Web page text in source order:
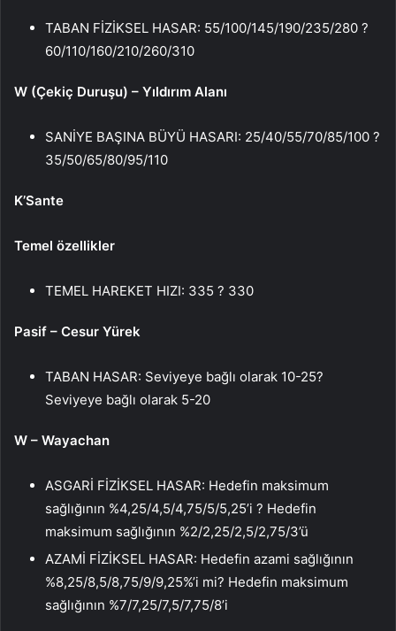
TABAN FİZİKSEL HASAR: 55/100/145/190/235/280 ?
60/110/160/210/260/310
W (Çekiç Duruşu) – Yıldırım Alanı
SANİYE BAŞINA BÜYÜ HASARI: 25/40/55/70/85/100 ?
35/50/65/80/95/110
K’Sante
Temel özellikler
TEMEL HAREKET HIZI: 335 ? 330
Pasif – Cesur Yürek
TABAN HASAR: Seviyeye bağlı olarak 10-25?
Seviyeye bağlı olarak 5-20
W – Wayachan
ASGARİ FİZİKSEL HASAR: Hedefin maksimum
sağlığının %4,25/4,5/4,75/5/5,25’i ? Hedefin
maksimum sağlığının %2/2,25/2,5/2,75/3’ü
AZAMİ FİZİKSEL HASAR: Hedefin azami sağlığının
%8,25/8,5/8,75/9/9,25%’i mi? Hedefin maksimum
sağlığının %7/7,25/7,5/7,75/8’i